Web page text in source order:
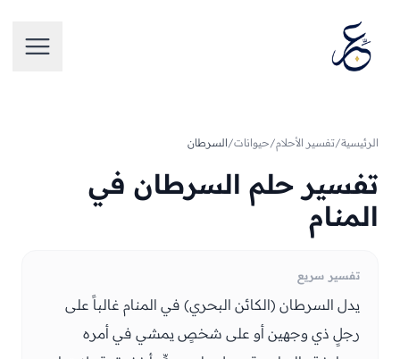
فتح
الرئيسية/تفسير الأحلام/حيوانات/السرطان
تفسير حلم السرطان في
المنام
تفسير سريع
يدل السرطان (الكائن البحري) في المنام غالباً على
رجلٍ ذي وجهين أو على شخصٍ يمشي في أمره